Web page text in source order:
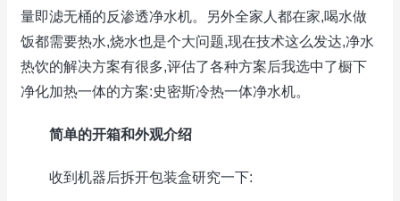
量即滤无桶的反渗透净水机。另外全家人都在家,喝水做
饭都需要热水,烧水也是个大问题,现在技术这么发达,净水
热饮的解决方案有很多,评估了各种方案后我选中了橱下
净化加热一体的方案:史密斯冷热一体净水机。
简单的开箱和外观介绍
收到机器后拆开包装盒研究一下: